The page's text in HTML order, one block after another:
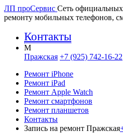
ЛП проСервис Сеть
ремонту мобильных телефонов,
Контакты
M
Пражская +7 (925) 742-16-22
Ремонт iPhone
Ремонт iPad
Ремонт Apple Watch
Ремонт смартфонов
Ремонт планшетов
Контакты
Запись на ремонт Пражская